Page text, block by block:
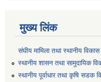
मुख्य लिंक
संघीय मामिला तथा स्थानीय
स्थानीय शासन तथा सामुदायिक
स्थानीय पूर्वाधार तथा कृषि सडक